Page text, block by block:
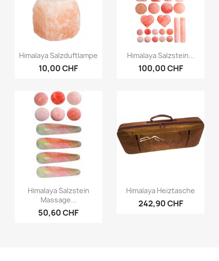
Vorschau
Himalaya Salzduftlampe
10,00 CHF
Vorschau
Himalaya Salzstein...
100,00 CHF
Vorschau
Himalaya Salzstein
Massage...
50,60 CHF
Vorschau
Himalaya Heiztasche
242,90 CHF